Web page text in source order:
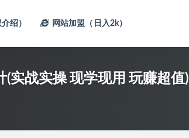
绍） 网站加盟（日入2k）
(实战实操 现学现用 玩赚超值)